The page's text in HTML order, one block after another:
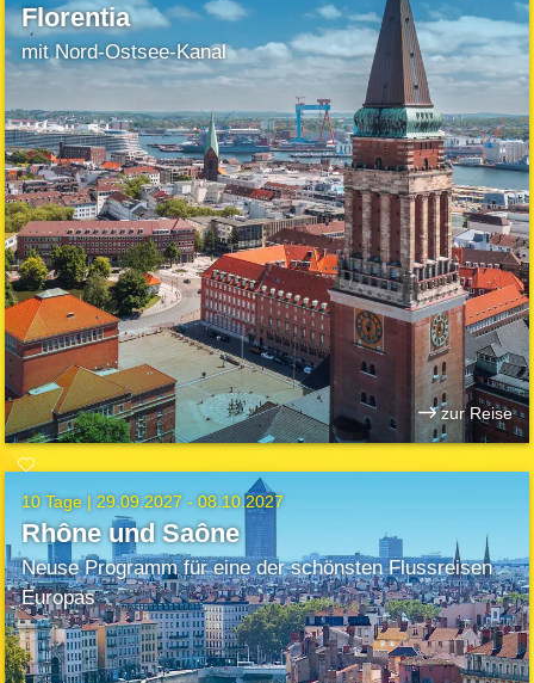
Florentia
mit Nord-Ostsee-Kanal
zur Reise
10 Tage | 29.09.2027 - 08.10.2027
Rhône und Saône
Neuse Programm für eine der schönsten Flussreisen
Europas